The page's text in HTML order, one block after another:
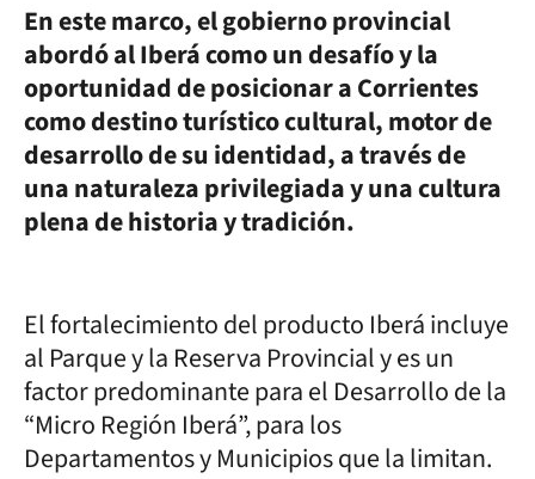
En este marco, el gobierno provincial
abordó al Iberá como un desafío y la
oportunidad de posicionar a Corrientes
como destino turístico cultural, motor de
desarrollo de su identidad, a través de
una naturaleza privilegiada y una cultura
plena de historia y tradición.
El fortalecimiento del producto Iberá incluye
al Parque y la Reserva Provincial y es un
factor predominante para el Desarrollo de la
“Micro Región Iberá”, para los
Departamentos y Municipios que la limitan.